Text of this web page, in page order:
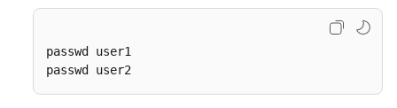
作
后
端
passwd user1
passwd user2